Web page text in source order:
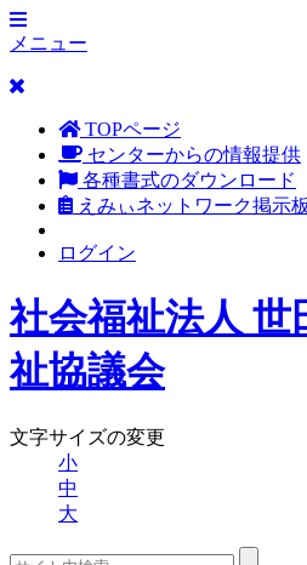
メニュー
TOPページ
センターからの情報提供
各種書式のダウンロード
えみぃネットワーク掲示板
ログイン
社会福祉法人 世
祉協議会
文字サイズの変更
小
中
大